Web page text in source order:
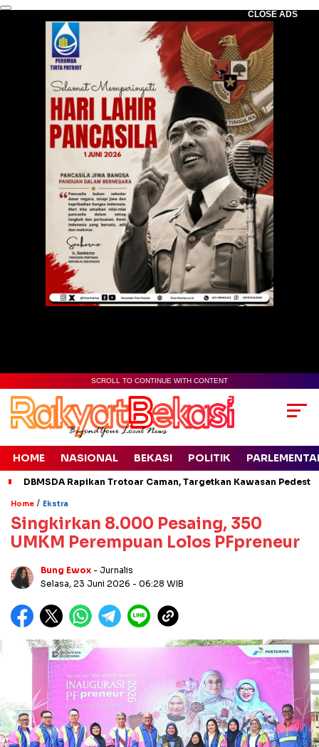
CLOSE ADS
SCROLL TO CONTINUE WITH CONTENT
HOME NASIONAL BEKASI POLITIK
DBMSDA Rapikan Trotoar Caman, Targetkan Kawasan
Home / Ekstra
​Singkirkan 8.000 Pesaing, 350
UMKM Perempuan Lolos PFpreneur
Bung Ewox - Jurnalis
Selasa, 23 Juni 2026 - 06:28 WIB